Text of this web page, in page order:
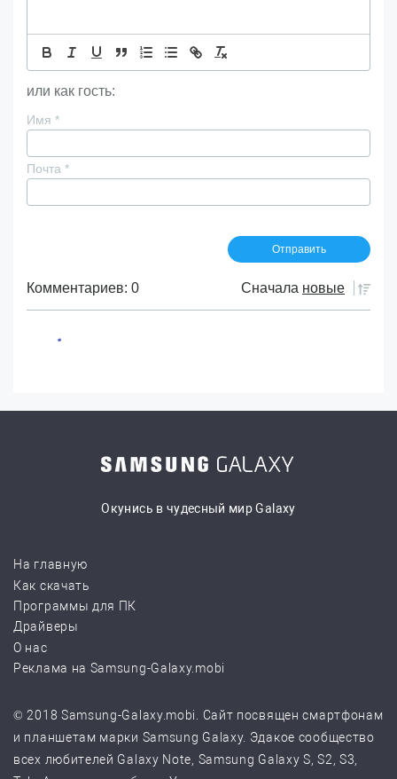
или как гость:
Имя *
Почта *
Комментариев: 0 Сначала новые
Окунись в чудесный мир Galaxy
На главную
Как скачать
Программы для ПК
Драйверы
О нас
Реклама на Samsung-Galaxy.mobi
© 2018 Samsung-Galaxy.mobi. Сайт посвящен смартфонам
и планшетам марки Samsung Galaxy. Эдакое сообщество
всех любителей Galaxy Note, Samsung Galaxy S, S2, S3,